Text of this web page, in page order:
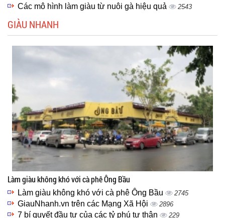
Các mô hình làm giàu từ nuôi gà hiệu quả 2543
GIÀU NHANH
Làm giàu không khó với cà phê Ông Bầu
Làm giàu không khó với cà phê Ông Bầu 2745
GiauNhanh.vn trên các Mạng Xã Hội 2896
7 bí quyết đầu tư của các tỷ phú tự thân 229